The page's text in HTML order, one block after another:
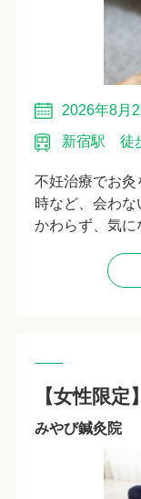
2026年8月
新宿駅 徒
不妊治療でお灸
時など、会わ
かわらず、気に
【女性限
みやび鍼灸院